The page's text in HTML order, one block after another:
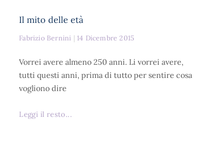
Il mito delle età
Fabrizio Bernini 14 Dicembre 2015
Vorrei avere almeno 250 anni. Li vorrei avere,
tutti questi anni, prima di tutto per sentire cosa
vogliono dire
Leggi il resto...